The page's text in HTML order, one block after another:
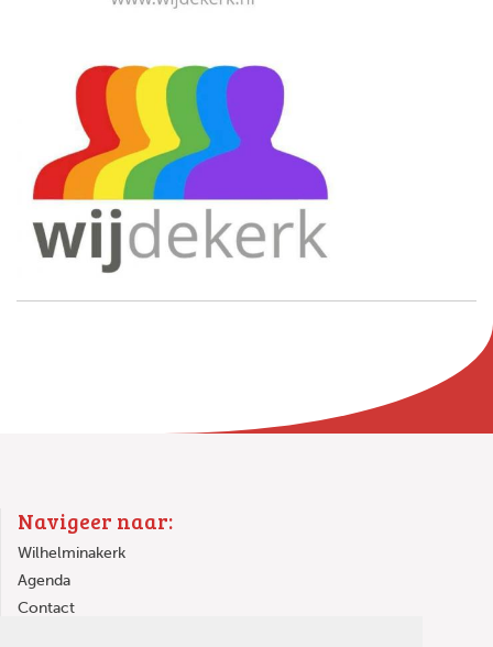
Navigeer naar:
Wilhelminakerk
Agenda
Contact